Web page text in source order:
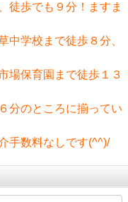
徒歩でも９分！ますま
中学校まで徒歩８分、
場保育園まで徒歩１３
分のところに揃ってい
手数料なしです(^^)/